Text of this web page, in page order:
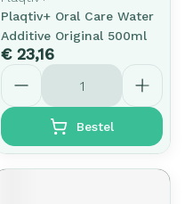
Plaqtiv+ Oral Care Water
Additive Original 500ml
€ 23,16
Aantal
Bestel